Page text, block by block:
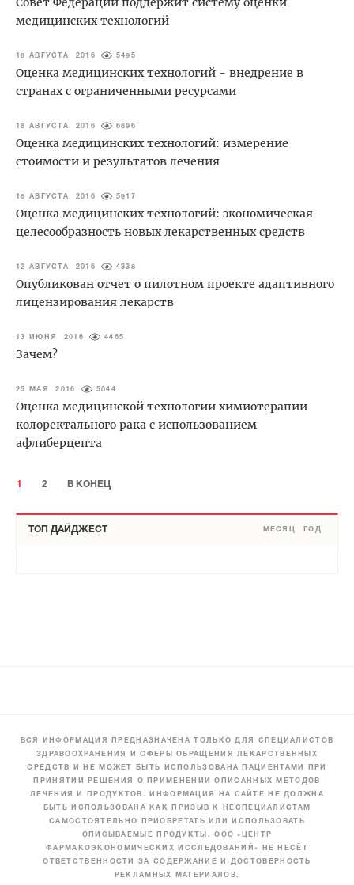
медицинских технологий
18 АВГУСТА 2016 5495
Оценка медицинских технологий - внедрение в
странах с ограниченными ресурсами
18 АВГУСТА 2016 6896
Оценка медицинских технологий: измерение
стоимости и результатов лечения
18 АВГУСТА 2016 5917
Оценка медицинских технологий: экономическая
целесообразность новых лекарственных средств
12 АВГУСТА 2016 4338
Опубликован отчет о пилотном проекте адаптивного
лицензирования лекарств
13 ИЮНЯ 2016 4465
Зачем?
25 МАЯ 2016 5044
Оценка медицинской технологии химиотерапии
колоректального рака с использованием
афлиберцепта
1 2 В КОНЕЦ
ТОП ДАЙДЖЕСТ МЕСЯЦ ГОД
ВСЯ ИНФОРМАЦИЯ ПРЕДНАЗНАЧЕНА ТОЛЬКО ДЛЯ СПЕЦИАЛИСТОВ
ЗДРАВООХРАНЕНИЯ И СФЕРЫ ОБРАЩЕНИЯ ЛЕКАРСТВЕННЫХ
СРЕДСТВ И НЕ МОЖЕТ БЫТЬ ИСПОЛЬЗОВАНА ПАЦИЕНТАМИ ПРИ
ПРИНЯТИИ РЕШЕНИЯ О ПРИМЕНЕНИИ ОПИСАННЫХ МЕТОДОВ
ЛЕЧЕНИЯ И ПРОДУКТОВ. ИНФОРМАЦИЯ НА САЙТЕ НЕ ДОЛЖНА
БЫТЬ ИСПОЛЬЗОВАНА КАК ПРИЗЫВ К НЕСПЕЦИАЛИСТАМ
САМОСТОЯТЕЛЬНО ПРИОБРЕТАТЬ ИЛИ ИСПОЛЬЗОВАТЬ
ОПИСЫВАЕМЫЕ ПРОДУКТЫ. ООО «ЦЕНТР
ФАРМАКОЭКОНОМИЧЕСКИХ ИССЛЕДОВАНИЙ» НЕ НЕСЁТ
ОТВЕТСТВЕННОСТИ ЗА СОДЕРЖАНИЕ И ДОСТОВЕРНОСТЬ
РЕКЛАМНЫХ МАТЕРИАЛОВ.